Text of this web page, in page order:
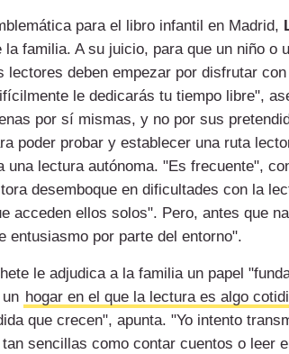
para el libro infantil en Madrid,
familia. A su juicio, para que un niño o
lectores deben empezar por disfrutar
le dedicarás tu tiempo libre",
por sí mismas, y no por sus
poder probar y establecer una ruta
una lectura autónoma. "Es frecuente",
desemboque en dificultades con la
acceden ellos solos". Pero, antes que
entusiasmo por parte del entorno".
le adjudica a la familia un papel
hogar en el que la lectura es algo
que crecen", apunta. "Yo intento
sencillas como contar cuentos o leer